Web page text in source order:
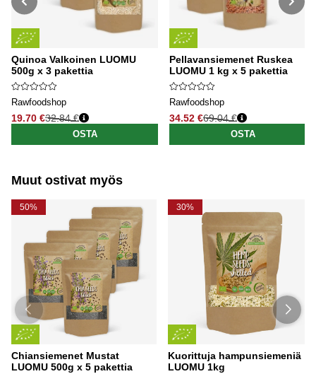
Quinoa Valkoinen LUOMU
500g x 3 pakettia
Rawfoodshop
19.70 €
Normaali hinta
32.84 €
OSTA
Pellavansiemenet Ruskea
LUOMU 1 kg x 5 pakettia
Rawfoodshop
34.52 €
Normaali hinta
69.04 €
OSTA
Muut ostivat myös
50%
Chiansiemenet Mustat
LUOMU 500g x 5 pakettia
30%
Kuorittuja hampunsiemeniä
LUOMU 1kg